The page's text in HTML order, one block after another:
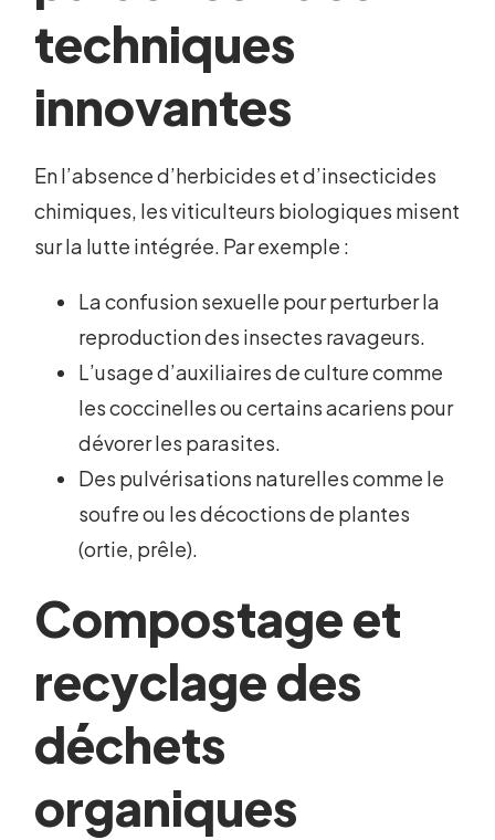
techniques
innovantes
En l’absence d’herbicides et d’insecticides
chimiques, les viticulteurs biologiques misent
sur la lutte intégrée. Par exemple :
La confusion sexuelle pour perturber la
reproduction des insectes ravageurs.
L’usage d’auxiliaires de culture comme
les coccinelles ou certains acariens pour
dévorer les parasites.
Des pulvérisations naturelles comme le
soufre ou les décoctions de plantes
(ortie, prêle).
Compostage et
recyclage des
déchets
organiques